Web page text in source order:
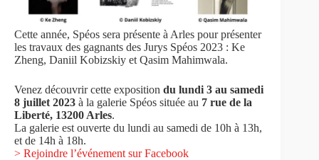
Cette année, Spéos sera présente à Arles pour présenter
les travaux des gagnants des Jurys Spéos 2023 : Ke
Zheng, Daniil Kobizskiy et Qasim Mahimwala.
Venez découvrir cette exposition du lundi 3 au samedi
8 juillet 2023 à la galerie Spéos située au 7 rue de la
Liberté, 13200 Arles.
La galerie est ouverte du lundi au samedi de 10h à 13h,
et de 14h à 18h.
> Rejoindre l’événement sur Facebook